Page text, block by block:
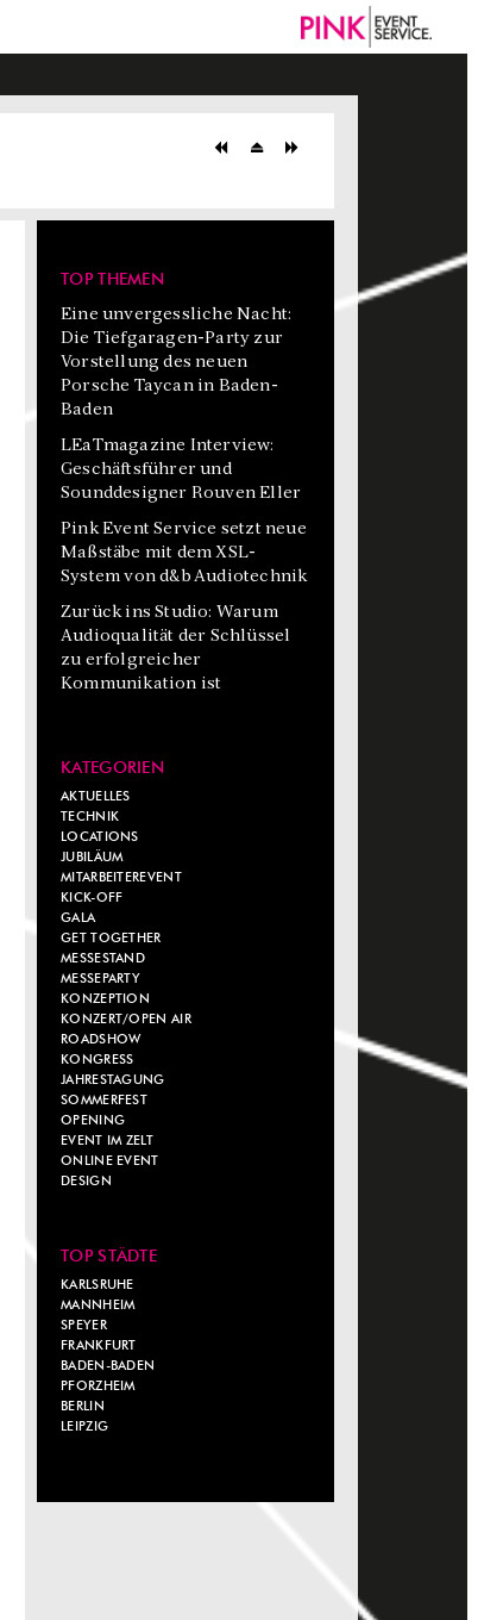
TOP THEMEN
Eine unvergessliche Nacht:
Die Tiefgaragen-Party zur
Vorstellung des neuen
Porsche Taycan in Baden-
Baden
LEaTmagazine Interview:
Geschäftsführer und
Sounddesigner Rouven Eller
Pink Event Service setzt neue
Maßstäbe mit dem XSL-
System von d&b Audiotechnik
Zurück ins Studio: Warum
Audioqualität der Schlüssel
zu erfolgreicher
Kommunikation ist
KATEGORIEN
AKTUELLES
TECHNIK
LOCATIONS
JUBILÄUM
MITARBEITEREVENT
KICK-OFF
GALA
GET TOGETHER
MESSESTAND
MESSEPARTY
KONZEPTION
KONZERT/OPEN AIR
ROADSHOW
KONGRESS
JAHRESTAGUNG
SOMMERFEST
OPENING
EVENT IM ZELT
ONLINE EVENT
DESIGN
TOP STÄDTE
KARLSRUHE
MANNHEIM
SPEYER
FRANKFURT
BADEN-BADEN
PFORZHEIM
BERLIN
LEIPZIG